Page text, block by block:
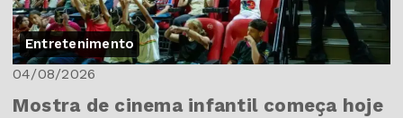
Entretenimento
04/08/2026
Mostra de cinema infantil começa hoje